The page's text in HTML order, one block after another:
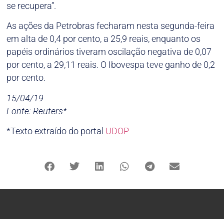
se recupera”.
As ações da Petrobras fecharam nesta segunda-feira
em alta de 0,4 por cento, a 25,9 reais, enquanto os
papéis ordinários tiveram oscilação negativa de 0,07
por cento, a 29,11 reais. O Ibovespa teve ganho de 0,2
por cento.
15/04/19
Fonte: Reuters*
*Texto extraído do portal UDOP